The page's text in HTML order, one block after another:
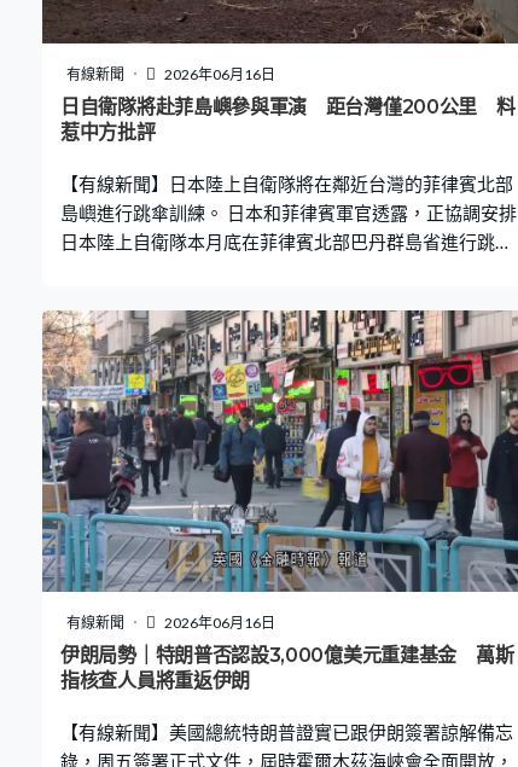
有線新聞 2026年06月16日
日自衛隊將赴菲島嶼參與軍演 距台灣僅200公里 料
惹中方批評
【有線新聞】日本陸上自衛隊將在鄰近台灣的菲律賓北部
島嶼進行跳傘訓練。 日本和菲律賓軍官透露，正協調安排
日本陸上自衛隊本月底在菲律賓北部巴丹群島省進行跳傘
人道救援任務，今次自衛隊隊員將搭乘菲律賓軍方C-130
運輸機或黑鷹直升機，在距離台灣約200公里的巴丹島跳
傘著陸。報道指這次是日菲簽署擴大防衛合作協議後首次
參與作戰訓練，預料會惹來中國批評。
有線新聞 2026年06月16日
伊朗局勢｜特朗普否認設3,000億美元重建基金 萬斯
指核查人員將重返伊朗
【有線新聞】美國總統特朗普證實已跟伊朗簽署諒解備忘
錄，周五簽署正式文件，屆時霍爾木茲海峽會全面開放，